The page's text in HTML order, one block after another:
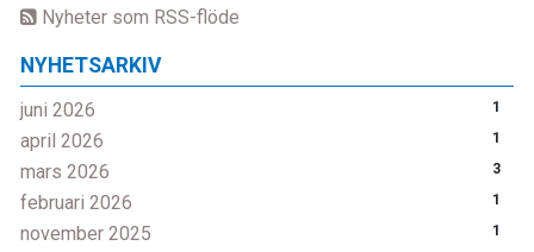
Nyheter som RSS-flöde
NYHETSARKIV
juni 2026 1
april 2026 1
mars 2026 3
februari 2026 1
november 2025 1